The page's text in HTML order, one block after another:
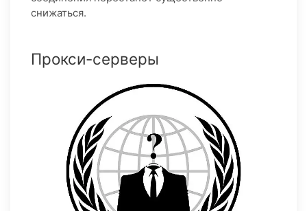
снижаться.
Прокси-серверы